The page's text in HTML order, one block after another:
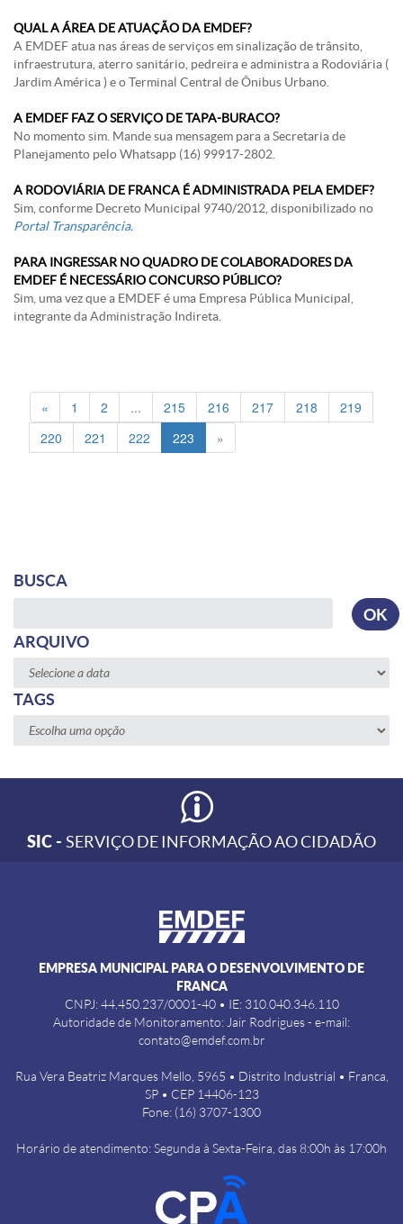
QUAL A ÁREA DE ATUAÇÃO DA EMDEF?
A EMDEF atua nas áreas de serviços em sinalização de trânsito,
infraestrutura, aterro sanitário, pedreira e administra a Rodoviária (
Jardim América ) e o Terminal Central de Ônibus Urbano.
A EMDEF FAZ O SERVIÇO DE TAPA-BURACO?
No momento sim. Mande sua mensagem para a Secretaria de
Planejamento pelo Whatsapp (16) 99917-2802.
A RODOVIÁRIA DE FRANCA É ADMINISTRADA PELA EMDEF?
Sim, conforme Decreto Municipal 9740/2012, disponibilizado no
Portal Transparência.
PARA INGRESSAR NO QUADRO DE COLABORADORES DA
EMDEF É NECESSÁRIO CONCURSO PÚBLICO?
Sim, uma vez que a EMDEF é uma Empresa Pública Municipal,
integrante da Administração Indireta.
« 1 2 ... 215 216 217 218
219
220
221 222 223 »
BUSCA
OK
ARQUIVO
TAGS
SIC - SERVIÇO DE INFORMAÇÃO AO CIDADÃO
EMPRESA MUNICIPAL PARA O DESENVOLVIMENTO DE
FRANCA
CNPJ: 44.450.237/0001-40 • IE: 310.040.346.110
Autoridade de Monitoramento: Jair Rodrigues - e-mail:
contato@emdef.com.br
Rua Vera Beatriz Marques Mello, 5965 • Distrito Industrial • Franca,
SP • CEP 14406-123
Fone: (16) 3707-1300
Horário de atendimento: Segunda à Sexta-Feira, das 8:00h às 17:00h